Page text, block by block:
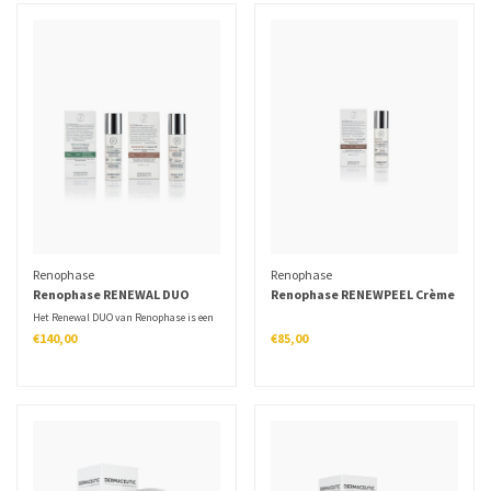
Renophase
Renophase RENEWAL DUO
BEGINNER
Het Renewal DUO van Renophase is een
combinatie van de exfoliërende Renewal
Crème 10 en vochtinbrengende Repair
€140,00
Renophase
Renophase RENEWPEEL Crème
€85,00